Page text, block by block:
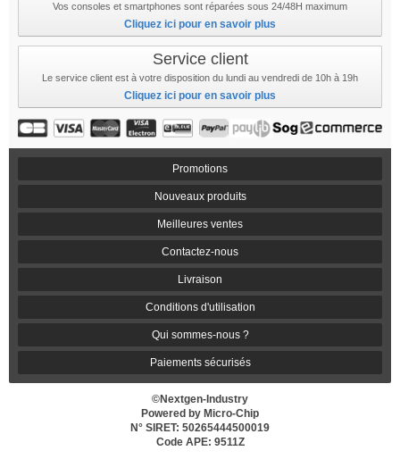
Vos consoles et smartphones sont réparées sous 24/48H maximum
Cliquez ici pour en savoir plus
Service client
Le service client est à votre disposition du lundi au vendredi de 10h à 19h
Cliquez ici pour en savoir plus
Promotions
Nouveaux produits
Meilleures ventes
Contactez-nous
Livraison
Conditions d'utilisation
Qui sommes-nous ?
Paiements sécurisés
©Nextgen-Industry
Powered by Micro-Chip
N° SIRET: 50265444500019
Code APE: 9511Z